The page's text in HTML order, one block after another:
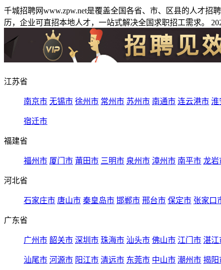
千城招聘网www.zpw.net是覆盖全国各省、市、区县的人才
历，企业可直招本地人才，一站式解决全国求职招工需求。
江苏省
南京市 无锡市 徐州市 常州市 苏州市 南通市 连云港市 淮
宿迁市
福建省
福州市 厦门市 莆田市 三明市 泉州市 漳州市 南平市 龙岩
河北省
石家庄市 唐山市 秦皇岛市 邯郸市 邢台市 保定市 张家口
广东省
广州市 韶关市 深圳市 珠海市 汕头市 佛山市 江门市 湛江
汕尾市 河源市 阳江市 清远市 东莞市 中山市 潮州市 揭阳